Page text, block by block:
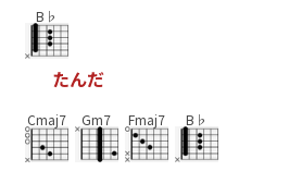
B♭
たんだ
Cmaj7 Gm7 Fmaj7 B♭